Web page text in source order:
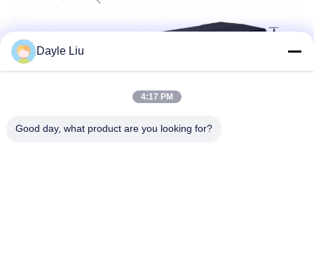
Dayle Liu
4:17 PM
Good day, what product are you looking for?